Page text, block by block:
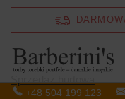
+48 504 199 123